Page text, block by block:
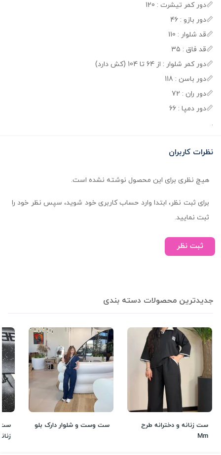
📏دور کمر تیشرت : 120
📏دور بازو : 46
📏قد شلوار : 110
📏قد فاق : 35
📏دور کمر شلوار : از 64 تا 104 (کش دارد)
📏دور باسن : 118
📏دور ران : 72
📏دور دمپا : 66
.
نظرات کاربران
هیچ نظری برای این محصول نوشته نشده است.
برای ثبت نظر، ابتدا وارد حساب کاربری خود شوید، سپس نظر خود را
ثبت نمایید.
ثبت نظر
جدیدترین محصولات دسته بندی
ست زنانه و دخترانه طرح
Mm
ست وست و شلوار دارک بلو
ست